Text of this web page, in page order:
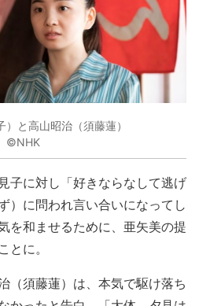
と高山昭治（須藤蓮）
©NHK
子に対し「好きならなして逃げ
）に問われ言い合いになってし
を和ませるために、亜矢美の提
とに。
（須藤蓮）は、本気で駆け落ち